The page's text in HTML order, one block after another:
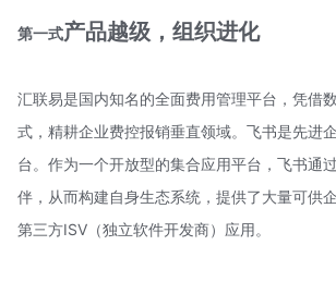
第一式产品越级，组织进化
汇联易是国内知名的全面费用管理平台，凭借
式，精耕企业费控报销垂直领域。飞书是先进
台。作为一个开放型的集合应用平台，飞书通
伴，从而构建自身生态系统，提供了大量可供
第三方ISV（独立软件开发商）应用。